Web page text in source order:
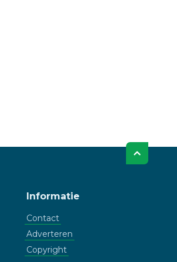
Informatie
Contact
Adverteren
Copyright